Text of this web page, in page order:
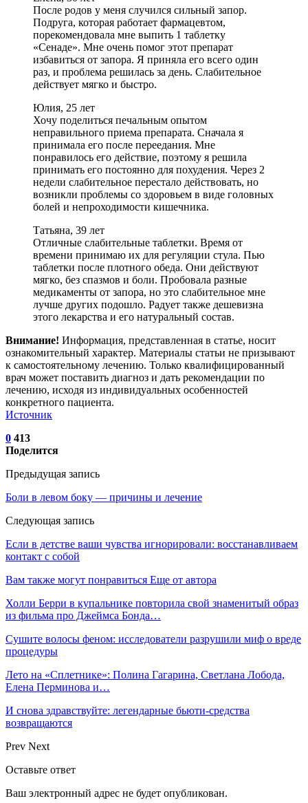
После родов у меня случился сильный запор.
Подруга, которая работает фармацевтом,
порекомендовала мне выпить 1 таблетку
«Сенаде». Мне очень помог этот препарат
избавиться от запора. Я приняла его всего один
раз, и проблема решилась за день. Слабительное
действует мягко и быстро.
Юлия, 25 лет
Хочу поделиться печальным опытом
неправильного приема препарата. Сначала я
принимала его после переедания. Мне
понравилось его действие, поэтому я решила
принимать его постоянно для похудения. Через 2
недели слабительное перестало действовать, но
возникли проблемы со здоровьем в виде головных
болей и непроходимости кишечника.
Татьяна, 39 лет
Отличные слабительные таблетки. Время от
времени принимаю их для регуляции стула. Пью
таблетки после плотного обеда. Они действуют
мягко, без спазмов и боли. Пробовала разные
медикаменты от запора, но это слабительное мне
лучше других подошло. Радует также дешевизна
этого лекарства и его натуральный состав.
Внимание! Информация, представленная в статье, носит
ознакомительный характер. Материалы статьи не призывают
к самостоятельному лечению. Только квалифицированный
врач может поставить диагноз и дать рекомендации по
лечению, исходя из индивидуальных особенностей
конкретного пациента.
Источник
0 413
Поделится
Предыдущая запись
Боли в левом боку — причины и лечение
Следующая запись
Если в детстве ваши чувства игнорировали: восстанавливаем
контакт с собой
Вам также могут понравиться Еще от автора
Холли Берри в купальнике повторила свой знаменитый образ
из фильма про Джеймса Бонда…
Сушите волосы феном: исследователи разрушили миф о вреде
процедуры
Лето на «Сплетнике»: Полина Гагарина, Светлана Лобода,
Елена Перминова и…
И снова здравствуйте: легендарные бьюти-средства
возвращаются
Prev Next
Оставьте ответ
Ваш электронный адрес не будет опубликован.